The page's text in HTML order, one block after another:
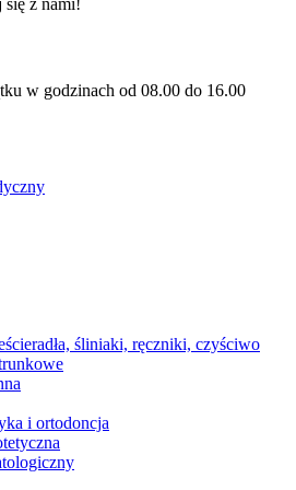
się z nami!
w godzinach od 08.00 do 16.00
śliniaki, ręczniki, czyściwo
i ortodoncja